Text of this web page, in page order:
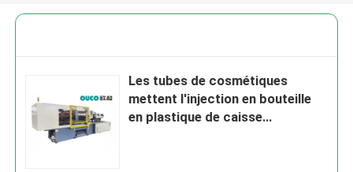
Les tubes de cosmétiques
mettent l'injection en bouteille
en plastique de caisse